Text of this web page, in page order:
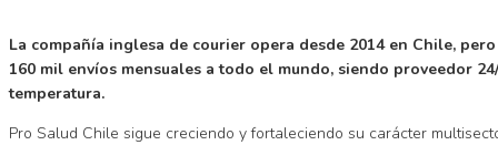
La compañía inglesa de courier opera desde 2014 en Chile,
160 mil envíos mensuales a todo el mundo, siendo proveedor
temperatura.
Pro Salud Chile sigue creciendo y fortaleciendo su carácter